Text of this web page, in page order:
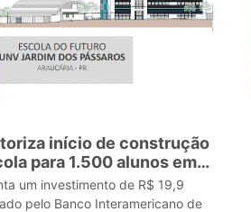
início de construção
para 1.500 alunos em
um investimento de R$ 19,9
pelo Banco Interamericano de